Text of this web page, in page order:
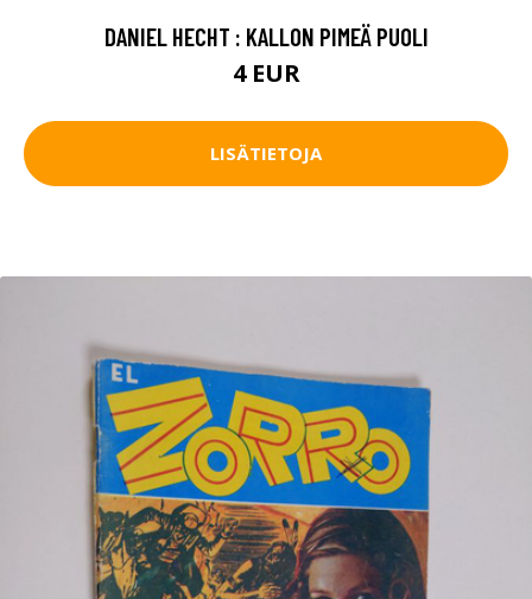
DANIEL HECHT : KALLON PIMEÄ PUOLI
4 EUR
LISÄTIETOJA